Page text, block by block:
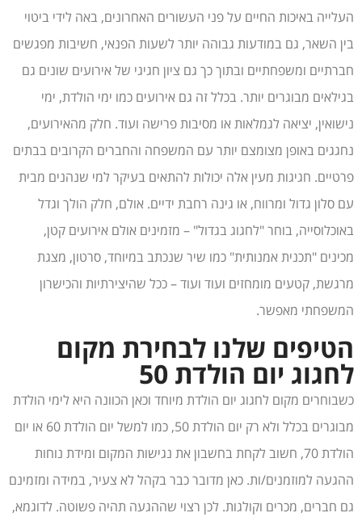
העלייה באיכות החיים על פני העשורים האחרונים, באה לידי ביטוי
בין השאר, גם במודעות גבוהה יותר לשעות הפנאי, חשיבות מפגשים
חברתיים ומשפחתיים ובתוך כך גם ציון חגיגי של אירועים שונים גם
בגילאים מבוגרים יותר. בכלל זה גם אירועים כמו ימי הולדת, ימי
נישואין, יציאה לגמלאות או מסיבות פרישה ועוד. חלק מהאירועים,
נחגגים באופן מצומצם יותר עם המשפחה והחברים הקרובים בבתים
פרטיים. חגיגות מעין אלה יכולות להתאים בעיקר למי שנהנים מבית
עם סלון גדול ומרווח, או גינה רחבת ידיים. אולם, חלק הולך וגדל
באוכלוסייה, בוחר "לחגוג בגדול" – מזמינים אולם אירועים קטן,
מכינים "תכנית אמנותית" כמו שיר שנכתב במיוחד, סרטון, מצגת
מרגשת, קטעים מומחזים ועוד ועוד – ככל שהיצירתיות והכישרון
המשפחתי מאפשר.
הטיפים שלנו לבחירת מקום
לחגוג יום הולדת 50
כשבוחרים מקום לחגוג יום הולדת מיוחד וכאן הכוונה היא לימי הולדת
מבוגרים בכלל ולא רק יום הולדת 50, כמו למשל יום הולדת 60 או יום
הולדת 70, חשוב לקחת בחשבון את נגישות המקום ומידת נוחות
ההגעה למוזמנים/ות. כאן מדובר כבר בקהל לא צעיר, במידה ומזמינם
גם חברים, מכרים וקולגות. לכן רצוי שההגעה תהיה פשוטה. לדוגמא,